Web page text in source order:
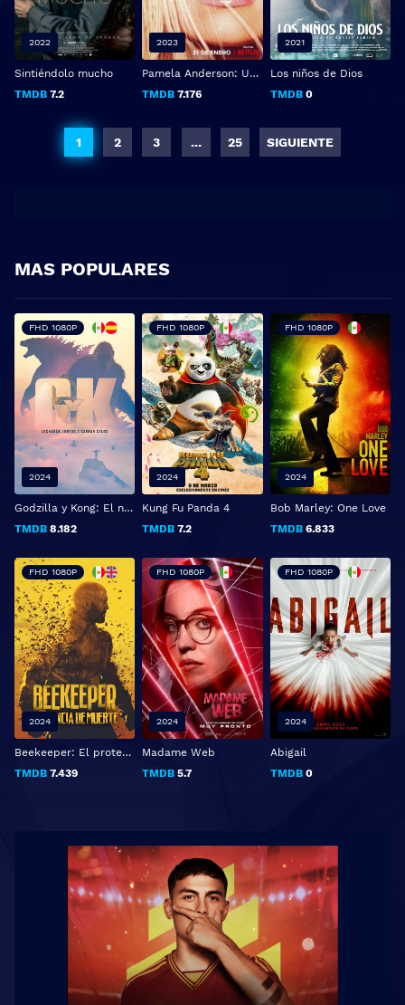
Sintiéndolo mucho
TMDB 7.2
2022
Pamela Anderson: Una historia de amor
TMDB 7.176
2023
Los niños de Dios
TMDB0
2021
1 2 3 ... 25 SIGUIENTE
MAS POPULARES
Godzilla y Kong: El nuevo imperio
TMDB 8.182
FHD 1080P
2024
Kung Fu Panda 4
TMDB 7.2
FHD 1080P
2024
Bob Marley: One Love
TMDB6.833
FHD 1080P
2024
Beekeeper: El protector
TMDB 7.439
FHD 1080P
2024
Madame Web
TMDB 5.7
FHD 1080P
2024
Abigail
TMDB0
FHD 1080P
2024